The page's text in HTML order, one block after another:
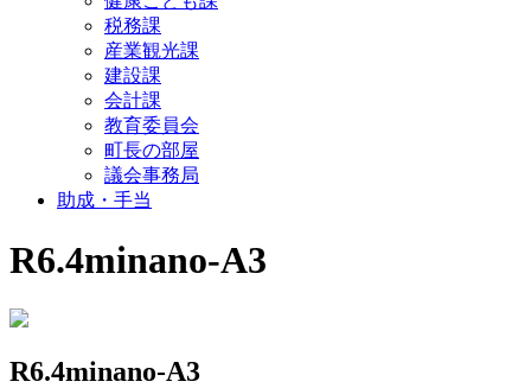
税務課
産業観光課
建設課
会計課
教育委員会
町長の部屋
議会事務局
助成・手当
R6.4minano-A3
R6.4minano-A3